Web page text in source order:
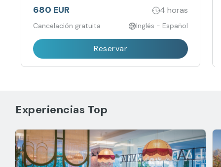
680 EUR 4 horas
Cancelación gratuita Inglés - Español
Reservar
Experiencias Top